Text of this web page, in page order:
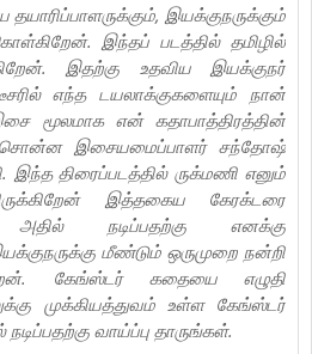
இயக்குநருக்கும்
இந்தப் படத்தில் தமிழில்
இதற்கு உதவிய இயக்குநர்
எந்த டயலாக்குகளையும் நான்
மூலமாக என் கதாபாத்திரத்தின்
சொன்ன இசையமைப்பாளர் சந்தோஷ்
இந்த திரைப்படத்தில் ருக்மணி எனும்
இத்தகைய கேரக்டரை
அதில் நடிப்பதற்கு எனக்கு
மீண்டும் ஒருமுறை நன்றி
கேங்ஸ்டர் கதையை எழுதி
முக்கியத்துவம் உள்ள கேங்ஸ்டர்
வாய்ப்பு தாருங்கள்.